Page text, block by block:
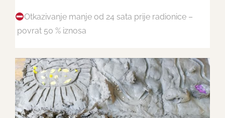
Otkazivanje manje od 24 sata prije radionice –
povrat 50 % iznosa